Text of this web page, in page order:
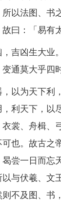
以法图、书
曰：「易有
凶生大业
通莫大乎四
为天下利
利天下，
裳、舟楫、
也。故古
尝一日而
与伏羲、
不及图、书